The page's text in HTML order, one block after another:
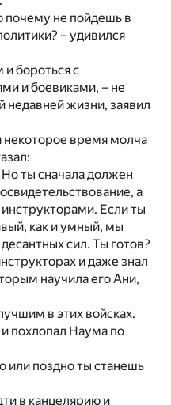
почему не пойдешь в
– удивился
и бороться с
и боевиками, – не
недавней жизни, заявил
некоторое время молча
ты сначала должен
а
Если ты
как и умный, мы
сил. Ты готов?
и даже знал
научила его Ани,
в этих войсках.
похлопал Наума по
или поздно ты станешь
в канцелярию и